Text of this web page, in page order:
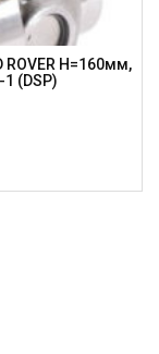
ROVER H=160мм,
(DSP)